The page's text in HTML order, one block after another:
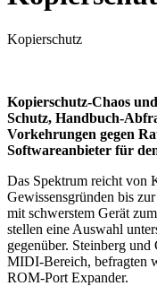
Kopierschutz
Kopierschutz-Chaos
Schutz, Handbuch-
Vorkehrungen gegen
Softwareanbieter für
Das Spektrum reicht von
Gewissensgründen bis
mit schwerstem Gerät
stellen eine Auswahl
gegenüber. Steinberg
MIDI-Bereich, befragten
ROM-Port Expander.